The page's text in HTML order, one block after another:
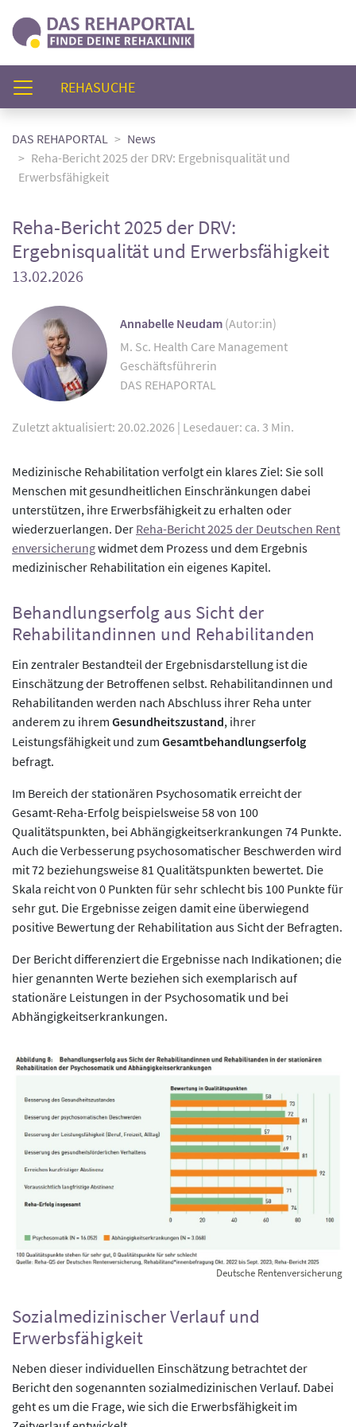
REHASUCHE(AKTUELL)
DAS REHAPORTAL
News
Reha-Bericht 2025 der DRV: Ergebnisqualität und
Erwerbsfähigkeit
Reha-Bericht 2025 der DRV:
Ergebnisqualität und Erwerbsfähigkeit
13.02.2026
Annabelle Neudam (Autor:in)
M. Sc. Health Care Management
Geschäftsführerin
DAS REHAPORTAL
Zuletzt aktualisiert: 20.02.2026 | Lesedauer: ca. 3 Min.
Medizinische Rehabilitation verfolgt ein klares Ziel: Sie soll
Menschen mit gesundheitlichen Einschränkungen dabei
unterstützen, ihre Erwerbsfähigkeit zu erhalten oder
wiederzuerlangen. Der Reha-Bericht 2025 der Deutschen Rent
enversicherungwidmet dem Prozess und dem Ergebnis
medizinischer Rehabilitation ein eigenes Kapitel.
Behandlungserfolg aus Sicht der
Rehabilitandinnen und Rehabilitanden
Ein zentraler Bestandteil der Ergebnisdarstellung ist die
Einschätzung der Betroffenen selbst. Rehabilitandinnen und
Rehabilitanden werden nach Abschluss ihrer Reha unter
anderem zu ihrem Gesundheitszustand, ihrer
Leistungsfähigkeit und zum Gesamtbehandlungserfolg
befragt.
Im Bereich der stationären Psychosomatik erreicht der
Gesamt-Reha-Erfolg beispielsweise 58 von 100
Qualitätspunkten, bei Abhängigkeitserkrankungen 74 Punkte.
Auch die Verbesserung psychosomatischer Beschwerden wird
mit 72 beziehungsweise 81 Qualitätspunkten bewertet. Die
Skala reicht von 0 Punkten für sehr schlecht bis 100 Punkte für
sehr gut. Die Ergebnisse zeigen damit eine überwiegend
positive Bewertung der Rehabilitation aus Sicht der Befragten.
Der Bericht differenziert die Ergebnisse nach Indikationen; die
hier genannten Werte beziehen sich exemplarisch auf
stationäre Leistungen in der Psychosomatik und bei
Abhängigkeitserkrankungen.
Deutsche Rentenversicherung
Sozialmedizinischer Verlauf und
Erwerbsfähigkeit
Neben dieser individuellen Einschätzung betrachtet der
Bericht den sogenannten sozialmedizinischen Verlauf. Dabei
geht es um die Frage, wie sich die Erwerbsfähigkeit im